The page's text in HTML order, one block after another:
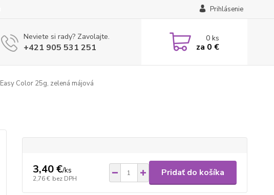
Prihlásenie
Neviete si rady? Zavolajte.
+421 905 531 251
0ks
za 0 €
Easy Color 25g, zelená májová
3,40 €/ks
2,76 € bez DPH
Pridať do košíka